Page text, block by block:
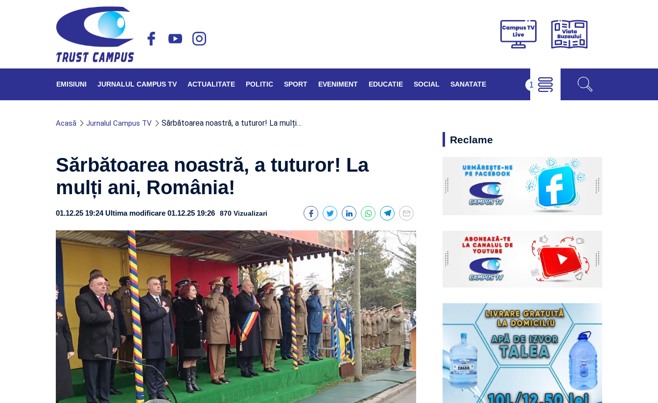
Campus
Viața
EMISIUNI JURNALUL CAMPUS TV ACTUALITATE POLITIC SPORT EVENIMENT EDUCATIE SOCIAL SANATATE
Acasă Jurnalul Campus TV Sărbătoarea noastră, a tuturor! La mulți…
Sărbătoarea noastră, a tuturor! La
mulți ani, România!
01.12.25 19:24 Ultima modificare 01.12.25 19:26 870 Vizualizari
Reclame